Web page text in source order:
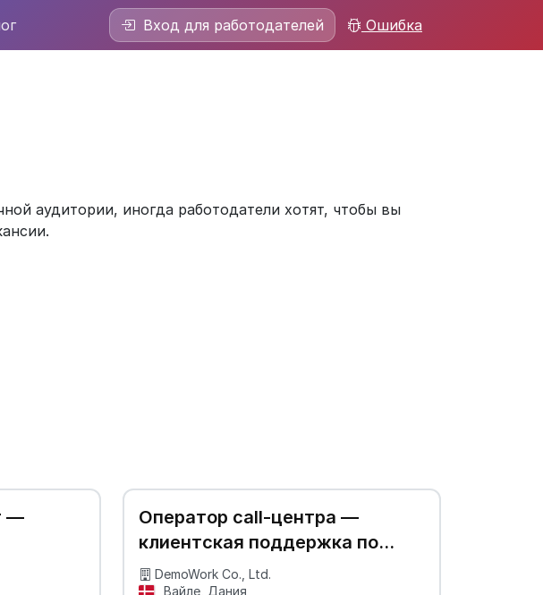
Вход для работодателей Ошибка
аудитории, иногда работодатели хотят, чтобы вы
—
Оператор call‑центра —
клиентская поддержка по
телефону
DemoWork Co., Ltd.
Вайле, Дания